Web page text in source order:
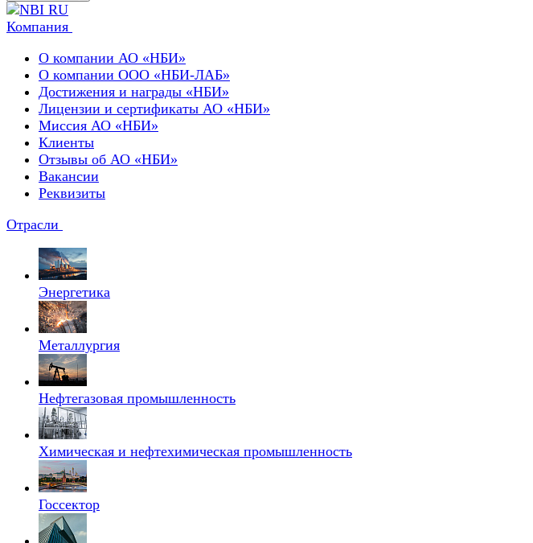
Компания
О компании АО «НБИ»
О компании ООО «НБИ-ЛАБ»
Достижения и награды «НБИ»
Лицензии и сертификаты АО «НБИ»
Миссия АО «НБИ»
Клиенты
Отзывы об АО «НБИ»
Вакансии
Реквизиты
Отрасли
Энергетика
Металлургия
Нефтегазовая промышленность
Химическая и нефтехимическая промышленность
Госсектор